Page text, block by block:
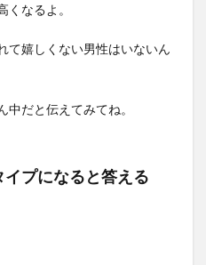
くなるよ。
て嬉しくない男性はいないん
だと伝えてみてね。
プになると答える